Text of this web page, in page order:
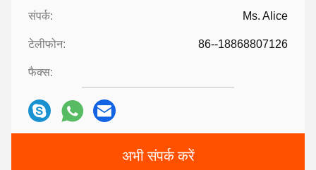
संपर्क: Ms. Alice
टेलीफोन: 86--18868807126
फैक्स:
अभी संपर्क करें